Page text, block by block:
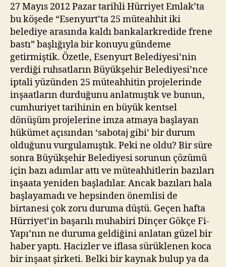
27 Mayıs 2012 Pazar tarihli Hürriyet Emlak’ta
bu köşede “Esenyurt’ta 25 müteahhit iki
belediye arasında kaldı bankalarkredide frene
bastı” başlığıyla bir konuyu gündeme
getirmiştik. Özetle, Esenyurt Belediyesi’nin
verdiği ruhsatların Büyükşehir Belediyesi’nce
iptali yüzünden 25 müteahhitin projelerinde
inşaatların durduğunu anlatmıştık ve bunun,
cumhuriyet tarihinin en büyük kentsel
dönüşüm projelerine imza atmaya başlayan
hükümet açısından ‘sabotaj gibi’ bir durum
olduğunu vurgulamıştık. Peki ne oldu? Bir süre
sonra Büyükşehir Belediyesi sorunun çözümü
için bazı adımlar attı ve müteahhitlerin bazıları
inşaata yeniden başladılar. Ancak bazıları hala
başlayamadı ve hepsinden önemlisi de
birtanesi çok zoru duruma düştü. Geçen hafta
Hürriyet’in başarılı muhabiri Dinçer Gökçe Fi-
Yapı’nın ne duruma geldiğini anlatan güzel bir
haber yaptı. Hacizler ve iflasa sürüklenen koca
bir inşaat şirketi. Belki bir kaynak bulup ya da